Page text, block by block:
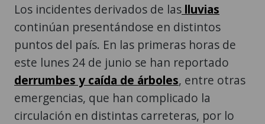
Los incidentes derivados de las lluvias
continúan presentándose en distintos
puntos del país. En las primeras horas de
este lunes 24 de junio se han reportado
derrumbes y caída de árboles, entre otras
emergencias, que han complicado la
circulación en distintas carreteras, por lo